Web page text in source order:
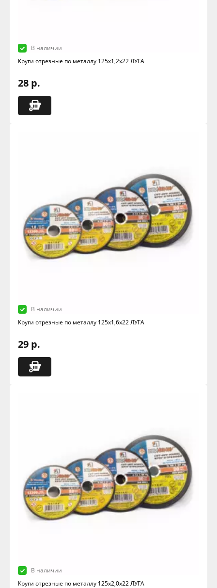
В наличии
Круги отрезные по металлу 125х1,2х22 ЛУГА
28 р.
В наличии
Круги отрезные по металлу 125х1,6х22 ЛУГА
29 р.
В наличии
Круги отрезные по металлу 125х2,0х22 ЛУГА